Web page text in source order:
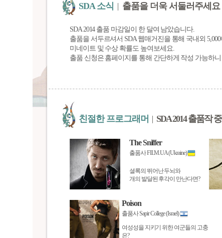
SDA 소식 출품을 더욱 서둘러주세요
SDA 2014 출품 마감일이 한 달여 남았습니다.
출품을 서두르셔서 SDA 웹매거진을 통해 국내외
미네이트 및 수상 확률도 높여보세요.
출품 신청은 홈페이지를 통해 간단하게 작성 가능하
친절한 프로그래머 SDA 2014 출품작
The Sniffer
출품사 FILM.UA (Ukraine)
셜록의 뛰어난 두뇌와
개의 발달된 후각이 만난다면?
Poison
출품사 Sapir College (Israel)
여성성을 지키기 위한 여군들의 고충
은?